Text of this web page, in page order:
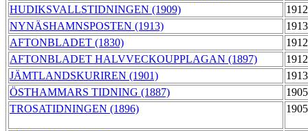
HUDIKSVALLSTIDNINGEN (1909)
NYNÄSHAMNSPOSTEN (1913)
AFTONBLADET (1830)
AFTONBLADET HALVVECKOUPPLAGAN (1897)
JÄMTLANDSKURIREN (1901)
ÖSTHAMMARS TIDNING (1887)
TROSATIDNINGEN (1896)